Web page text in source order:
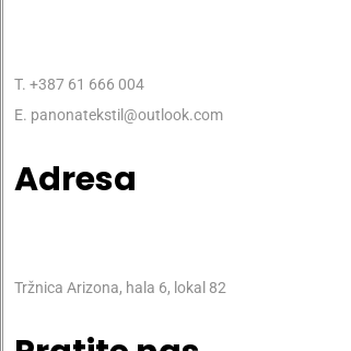
T. +387 61 666 004
E. panonatekstil@outlook.com
Adresa
Tržnica Arizona, hala 6, lokal 82